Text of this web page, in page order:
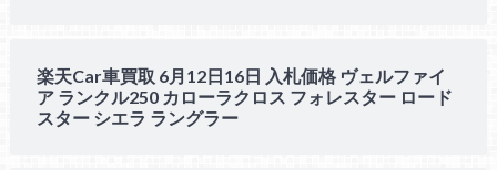
楽天Car車買取 6月12日16日 入札価格 ヴェルファイ
ア ランクル250 カローラクロス フォレスター ロード
スター シエラ ラングラー